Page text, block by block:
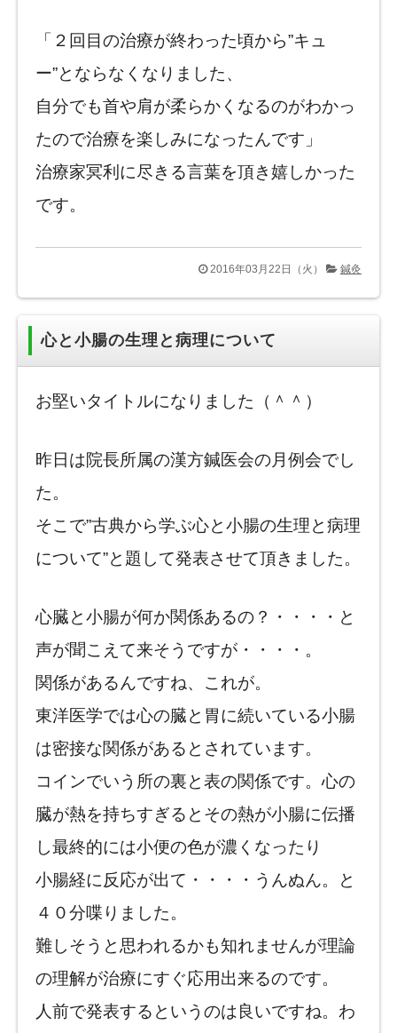
「２回目の治療が終わった頃から”キュ
ー”とならなくなりました、
自分でも首や肩が柔らかくなるのがわかっ
たので治療を楽しみになったんです」
治療家冥利に尽きる言葉を頂き嬉しかった
です。
2016年03月22日（火） 鍼灸
心と小腸の生理と病理について
お堅いタイトルになりました（＾＾）
昨日は院長所属の漢方鍼医会の月例会でし
た。
そこで”古典から学ぶ心と小腸の生理と病理
について”と題して発表させて頂きました。
心臓と小腸が何か関係あるの？・・・・と
声が聞こえて来そうですが・・・・。
関係があるんですね、これが。
東洋医学では心の臓と胃に続いている小腸
は密接な関係があるとされています。
コインでいう所の裏と表の関係です。心の
臓が熱を持ちすぎるとその熱が小腸に伝播
し最終的には小便の色が濃くなったり
小腸経に反応が出て・・・・うんぬん。と
４０分喋りました。
難しそうと思われるかも知れませんが理論
の理解が治療にすぐ応用出来るのです。
人前で発表するというのは良いですね。わ